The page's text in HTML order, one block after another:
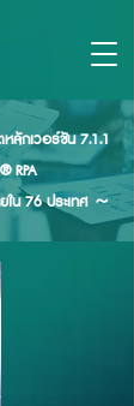
ลักเวอร์ชัน 7.1.1
RPA
น 76 ประเทศ ～